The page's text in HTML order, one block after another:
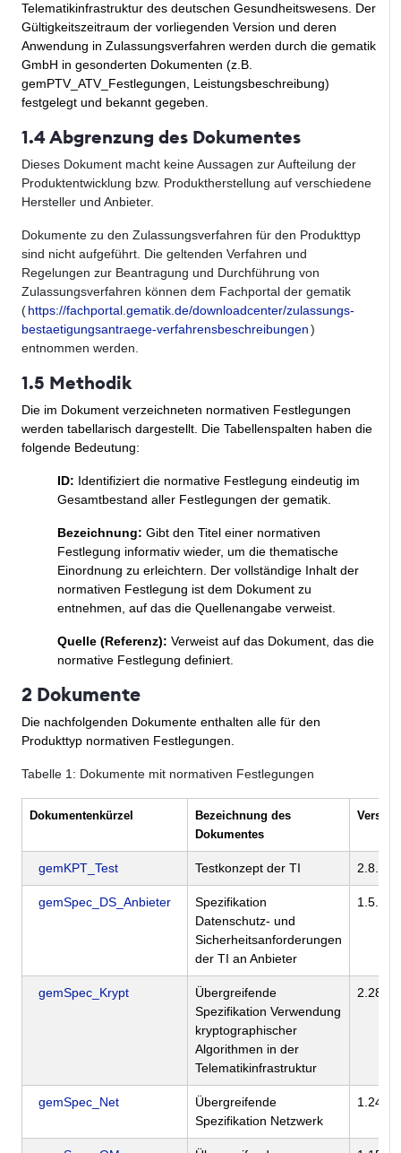
Telematikinfrastruktur des deutschen Gesundheitswesens. Der
Gültigkeitszeitraum der vorliegenden Version und deren
Anwendung in Zulassungsverfahren werden durch die gematik
GmbH in gesonderten Dokumenten (z.B.
gemPTV_ATV_Festlegungen, Leistungsbeschreibung)
festgelegt und bekannt gegeben.
1.4 Abgrenzung des Dokumentes
Dieses Dokument macht keine Aussagen zur Aufteilung der
Produktentwicklung bzw. Produktherstellung auf verschiedene
Hersteller und Anbieter.
Dokumente zu den Zulassungsverfahren für den Produkttyp
sind nicht aufgeführt. Die geltenden Verfahren und
Regelungen zur Beantragung und Durchführung von
Zulassungsverfahren können dem Fachportal der gematik
(https://fachportal.gematik.de/downloadcenter/zulassungs-
bestaetigungsantraege-verfahrensbeschreibungen)
entnommen werden.
1.5 Methodik
Die im Dokument verzeichneten normativen Festlegungen
werden tabellarisch dargestellt. Die Tabellenspalten haben die
folgende Bedeutung:
ID: Identifiziert die normative Festlegung eindeutig im
Gesamtbestand aller Festlegungen der gematik.
Bezeichnung: Gibt den Titel einer normativen
Festlegung informativ wieder, um die thematische
Einordnung zu erleichtern. Der vollständige Inhalt der
normativen Festlegung ist dem Dokument zu
entnehmen, auf das die Quellenangabe verweist.
Quelle (Referenz): Verweist auf das Dokument, das die
normative Festlegung definiert.
2 Dokumente
Die nachfolgenden Dokumente enthalten alle für den
Produkttyp normativen Festlegungen.
Tabelle 1: Dokumente mit normativen Festlegungen
Dokumentenkürzel
Bezeichnung des
Dokumentes
Version
gemKPT_Test Testkonzept der TI 2.8.6
gemSpec_DS_Anbieter
Spezifikation
Datenschutz- und
Sicherheitsanforderungen
der TI an Anbieter
1.5.0
gemSpec_Krypt
Übergreifende
Spezifikation Verwendung
kryptographischer
Algorithmen in der
Telematikinfrastruktur
2.28.0
gemSpec_Net
Übergreifende
Spezifikation Netzwerk
1.24.0